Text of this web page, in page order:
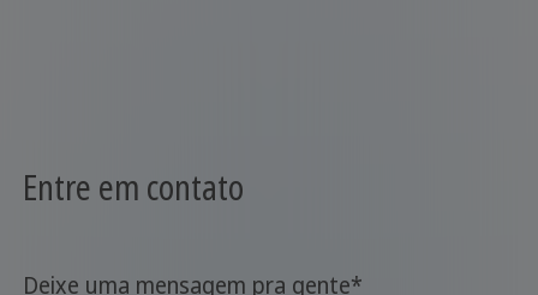
Entre em contato
Deixe uma mensagem pra gente*